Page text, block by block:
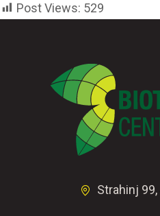
Post Views: 529
Strahinj